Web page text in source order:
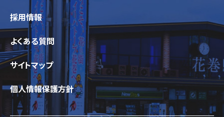
採用情報
よくある質問
サイトマップ
個人情報保護方針